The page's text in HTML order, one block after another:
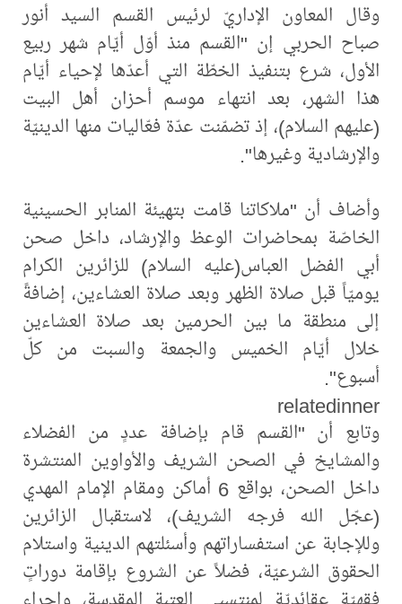
وقال المعاون الإداريّ لرئيس القسم السيد أنور
صباح الحربي إن "القسم منذ أوّل أيّام شهر ربيع
الأول، شرع بتنفيذ الخطّة التي أعدّها لإحياء أيّام
هذا الشهر، بعد انتهاء موسم أحزان أهل البيت
(عليهم السلام)، إذ تضمّنت عدّة فعّاليات منها الدينيّة
والإرشادية وغيرها".
وأضاف أن "ملاكاتنا قامت بتهيئة المنابر الحسينية
الخاصّة بمحاضرات الوعظ والإرشاد، داخل صحن
أبي الفضل العباس(عليه السلام) للزائرين الكرام
يوميّاً قبل صلاة الظهر وبعد صلاة العشاءين، إضافةً
إلى منطقة ما بين الحرمين بعد صلاة العشاءين
خلال أيّام الخميس والجمعة والسبت من كلّ
أسبوع".
relatedinner
وتابع أن "القسم قام بإضافة عددٍ من الفضلاء
والمشايخ في الصحن الشريف والأواوين المنتشرة
داخل الصحن، بواقع 6 أماكن ومقام الإمام المهدي
(عجّل الله فرجه الشريف)، لاستقبال الزائرين
وللإجابة عن استفساراتهم وأسئلتهم الدينية واستلام
الحقوق الشرعيّة، فضلاً عن الشروع بإقامة دوراتٍ